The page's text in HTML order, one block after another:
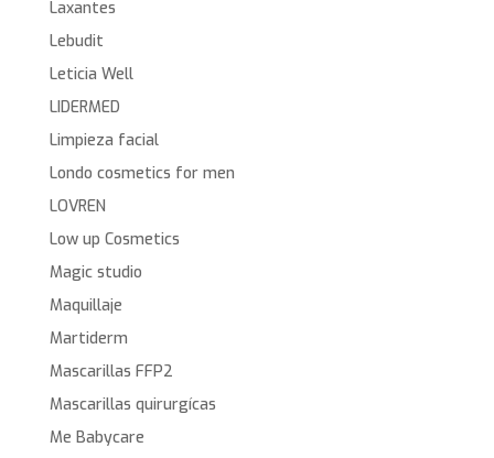
Laxantes
Lebudit
Leticia Well
LIDERMED
Limpieza facial
Londo cosmetics for men
LOVREN
Low up Cosmetics
Magic studio
Maquillaje
Martiderm
Mascarillas FFP2
Mascarillas quirurgícas
Me Babycare